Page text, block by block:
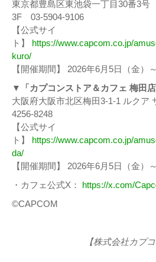
東京都豊島区東池袋一丁目30番3
3F 03-5904-9106
【公式サイ
ト】 https://www.capcom.co.jp/
kuro/
【開催期間】 2026年6月5日（金）
▼「カプコンストア＆カフェ 梅田店
大阪府大阪市北区梅田3-1-1 ルク
4256-8248
【公式サイ
ト】 https://www.capcom.co.jp/
da/
【開催期間】 2026年6月5日（金）
・カフェ公式X： https://x.com/
©CAPCOM
【株式会社カプコ